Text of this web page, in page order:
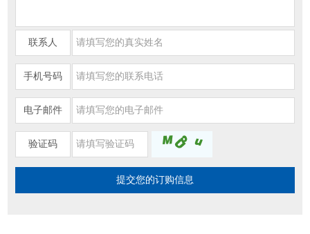
联系人
手机号码
电子邮件
验证码